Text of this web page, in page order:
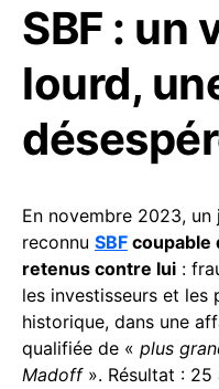
SBF : un
lourd,
En novembre 2023,
reconnu SBF coupable
retenus contre lui :
les investisseurs et les
historique, dans une
qualifiée de « plus
Madoff». Résultat : 25